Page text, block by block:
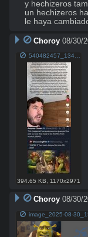
y hechizeros
un hechizeros
le haya
Choroy 08/30/
394.65 KB 1170x2971
Choroy 08/30/